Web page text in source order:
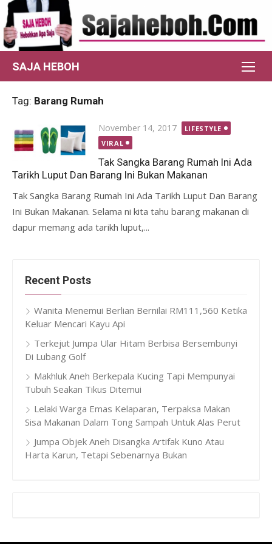
Skip
to
content
SAJA HEBOH
Tag: Barang Rumah
Posted
on
November 14, 2017
LIFESTYLE
VIRAL
Tak Sangka Barang Rumah Ini Ada
Tarikh Luput Dan Barang Ini Bukan Makanan
Tak Sangka Barang Rumah Ini Ada Tarikh Luput Dan Barang
Ini Bukan Makanan. Selama ni kita tahu barang makanan di
dapur memang ada tarikh luput,...
Recent Posts
Wanita Menemui Berlian Bernilai RM111,560 Ketika
Keluar Mencari Kayu Api
Terkejut Jumpa Ular Hitam Berbisa Bersembunyi
Di Lubang Golf
Makhluk Aneh Berkepala Kucing Tapi Mempunyai
Tubuh Seakan Tikus Ditemui
Lelaki Warga Emas Kelaparan, Terpaksa Makan
Sisa Makanan Dalam Tong Sampah Untuk Alas Perut
Jumpa Objek Aneh Disangka Artifak Kuno Atau
Harta Karun, Tetapi Sebenarnya Bukan